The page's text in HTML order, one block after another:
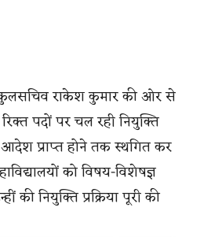
कुलसचिव राकेश कुमार की ओर से
पदों पर चल रही नियुक्ति
प्राप्त होने तक स्थगित कर
को विषय-विशेषज्ञ
की नियुक्ति प्रक्रिया पूरी की